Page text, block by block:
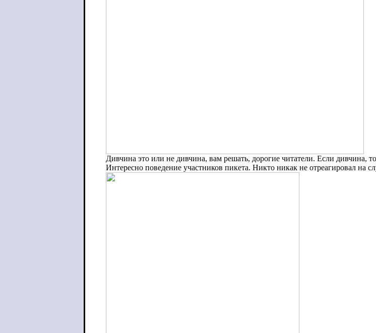
Дивчина это или не дивчина, вам решать, дорогие читатели. Если дивчина,
Интересно поведение участников пикета. Никто никак не отреагировал на